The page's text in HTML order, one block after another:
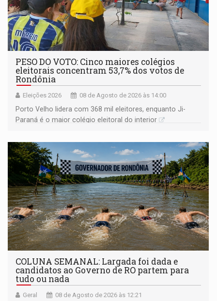
PESO DO VOTO: Cinco maiores colégios
eleitorais concentram 53,7% dos votos de
Rondônia
Eleições 2026 08 de Agosto de 2026 às 14:00
Porto Velho lidera com 368 mil eleitores, enquanto Ji-
Paraná é o maior colégio eleitoral do interior
COLUNA SEMANAL: Largada foi dada e
candidatos ao Governo de RO partem para
tudo ou nada
Geral 08 de Agosto de 2026 às 12:21